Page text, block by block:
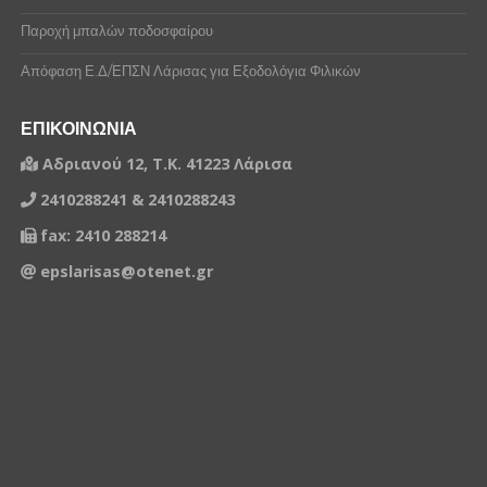
Παροχή μπαλών ποδοσφαίρου
Απόφαση Ε.Δ/ΕΠΣΝ Λάρισας για Εξοδολόγια Φιλικών
ΕΠΙΚΟΙΝΩΝΙΑ
Αδριανού 12, Τ.Κ. 41223 Λάρισα
2410288241 & 2410288243
fax: 2410 288214
epslarisas@otenet.gr